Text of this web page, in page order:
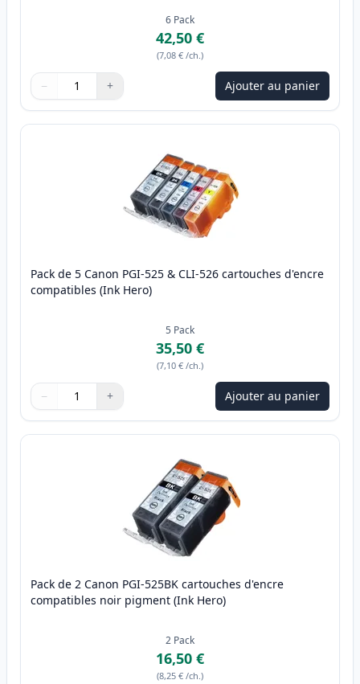
6 Pack
42,50 €
(7,08 € /ch.)
Quantité
Utilisez les boutons pour ajuster
− +
Quantité Ajouter au panier
Pack de 5 Canon PGI-525 & CLI-526 cartouches d'encre
compatibles (Ink Hero)
5 Pack
35,50 €
(7,10 € /ch.)
Quantité
Utilisez les boutons pour ajuster
− +
Quantité Ajouter au panier
Pack de 2 Canon PGI-525BK cartouches d'encre
compatibles noir pigment (Ink Hero)
2 Pack
16,50 €
(8,25 € /ch.)